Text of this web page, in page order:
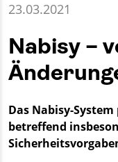
23.03.2021
Nabisy –
Das Nabisy-
betreffend